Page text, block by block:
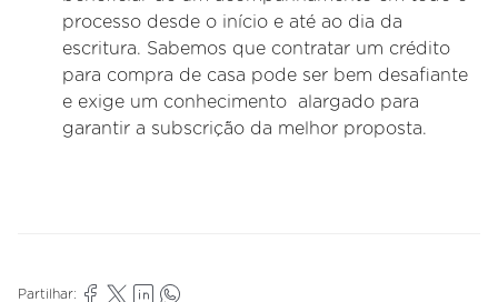
processo desde o início e até ao dia da
escritura. Sabemos que contratar um crédito
para compra de casa pode ser bem desafiante
e exige um conhecimento alargado para
garantir a subscrição da melhor proposta.
Partilhar: